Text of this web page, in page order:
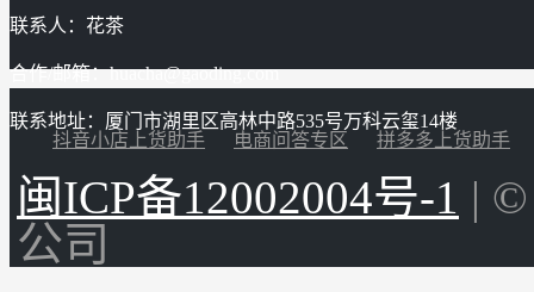
联系人：花茶
合作/邮箱：huacha@gaoding.com
联系地址：厦门市湖里区高林中路535号万科云玺14楼
抖音小店上货助手
电商问答专区 拼多多上货助手
闽ICP备12002004号-1 |
公司